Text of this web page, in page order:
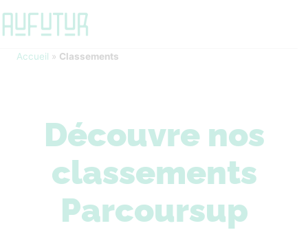
Accueil » Classements
Découvre nos
classements
Parcoursup